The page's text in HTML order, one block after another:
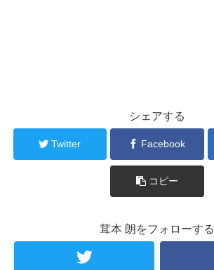
シェアする
Twitter Facebook
コピー
茸本 朗をフォローする